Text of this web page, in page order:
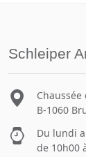
Schleiper
B-1060
Du lundi
de 10h00